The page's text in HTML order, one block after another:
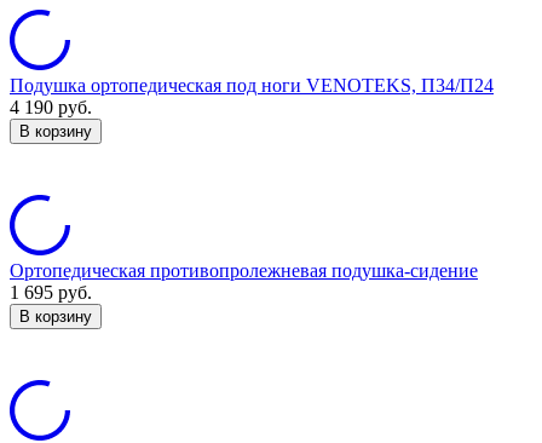
Подушка ортопедическая под ноги VENOTEKS, П34/П24
4 190 руб.
В корзину
Ортопедическая противопролежневая подушка-сидение
1 695 руб.
В корзину